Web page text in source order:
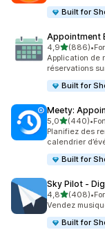
Built for
Appointment
4,9étoile(s) sur
(886)
886 avis au•
Application de
réservations
Built for
Meety:
5,0étoile(s) sur
(440)
440 avis au•
Planifiez des
calendrier
Built for
Sky Pilot ‑
4,8étoile(s) sur
(408)
408 avis au•
Vendez
Built for